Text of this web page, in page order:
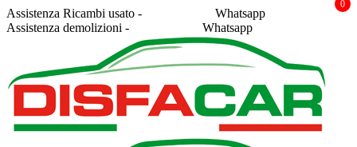
Assistenza Ricambi usato -
Whatsapp
Assistenza demolizioni -
Whatsapp
0